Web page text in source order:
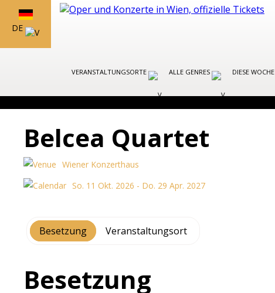
DE
VERANSTALTUNGSORTE ALLE GENRES DIESE WOCHE
Belcea Quartet
Wiener Konzerthaus
So. 11 Okt. 2026 - Do. 29 Apr. 2027
Besetzung Veranstaltungsort
Besetzung